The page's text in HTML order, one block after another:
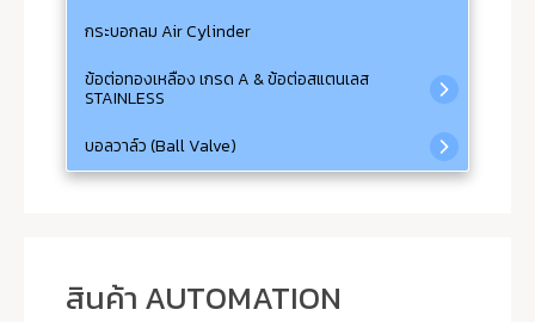
กระบอกลม Air Cylinder
ข้อต่อทองเหลือง เกรด A & ข้อต่อสแตนเลส
STAINLESS
บอลวาล์ว (Ball Valve)
สินค้า AUTOMATION